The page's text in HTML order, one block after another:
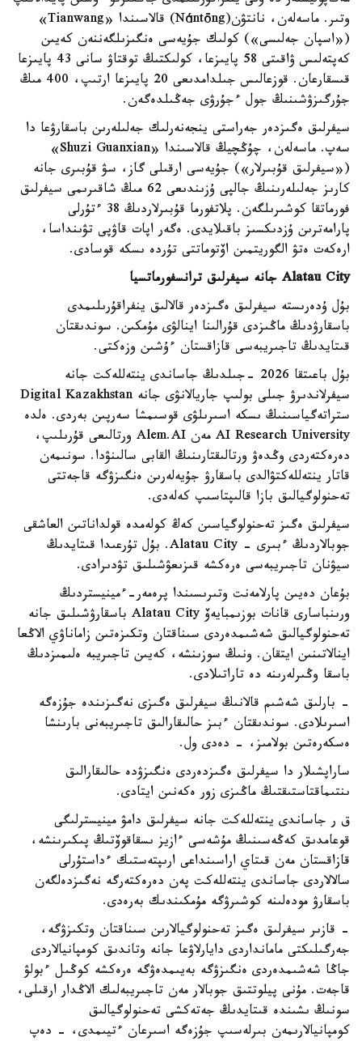
وتىر. ماسەلەن، نانتۋن(Nántōng) قالاسىندا «Tianwang»
(«اسپان جەلىسى») كولىك جۇيەسى ەنگىزىلگەننەن كەيىن
كەپتەلىس ۋاقىتى 58 پايىزعا، كولىكتىڭ توقتاۋ سانى 43 پايىزعا
قىسقارعان. قوزعالىس جىلدامدىعى 20 پايىزعا ارتىپ، 400 مىڭ
جۇرگىزۋشىنىڭ جول ءجۇرۋى جەڭىلدەگەن.
سيفرلىق ەگىزدەر جەراستى ينجەنەرلىك جەلىلەرىن باسقارۋعا دا
سەپ. ماسەلەن، چۇڭچيڭ قالاسىندا «Shuzi Guanxian»
(«سيفرلىق قۇبىرلار») جۇيەسى ارقىلى گاز، سۋ قۇبىرى جانە
كارىز جەلىلەرىنىڭ جالپى ۇزىندىعى 62 مىڭ شاقىرىمى سيفرلىق
فورماتقا كوشىرىلگەن. پلاتفورما قۇبىرلاردىڭ 38 ءتۇرلى
پارامەترىن ۇزدىكسىز باقىلايدى. ەگەر اپات قاۋپى تۋىنداسا،
ارەكەت ەتۋ الگوريتمىن اۆتوماتتى تۇردە ىسكە قوسادى.
Alatau City جانە سيفرلىق ترانسفورماتسيا
بۇل ۇدەرىستە سيفرلىق ەگىزدەر قالالىق ينفراقۇرىلىمدى
باسقارۋدىڭ ماڭىزدى قۇرالىنا اينالۋى مۇمكىن. سوندىقتان
قىتايدىڭ تاجىريبەسى قازاقستان ءۇشىن وزەكتى.
بۇل باعىتقا 2026 -جىلدىڭ جاساندى ينتەللەكت جانە
سيفرلاندىرۋ جىلى بولىپ جاريالانۋى جانە Digital Kazakhstan
ستراتەگياسىنىڭ ىسكە اسىرىلۋى قوسىمشا سەرپىن بەردى. ەلدە
AI Research University مەن Alem.AI ورتالىعى قۇرىلىپ،
دەرەكتەردى وڭدەۋ ورتالىقتارىنىڭ القابى سالىنۋدا. سونىمەن
قاتار ينتەللەكتۋالدى باسقارۋ جۇيەلەرىن ەنگىزۋگە قاجەتتى
تەحنولوگيالىق بازا قالىپتاسىپ كەلەدى.
سيفرلىق ەگىز تەحنولوگياسىن كەڭ كولەمدە قولداناتىن العاشقى
جوبالاردىڭ ءبىرى - Alatau City. بۇل تۇرعىدا قىتايدىڭ
سيۋنان تاجىريبەسى ەرەكشە قىزىعۋشىلىق تۋدىرادى.
بۇعان دەيىن پارلامەنت وتىرىسىندا پرەمەر-ءمينيستردىڭ
ورىنباسارى قانات بوزىمبايەۆ Alatau City باسقارۋشىلىق جانە
تەحنولوگيالىق شەشىمدەردى سىناقتان وتكىزەتىن زاماناۋي الاڭعا
اينالاتىنىن ايتقان. ونىڭ سوزىنشە، كەيىن تاجىريبە ەلىمىزدىڭ
باسقا وڭىرلەرىنە دە تاراتىلادى.
- بارلىق شەشىم قالانىڭ سيفرلىق ەگىزى نەگىزىندە جۇزەگە
اسىرىلادى. سوندىقتان ءبىز حالىقارالىق تاجىريبەنى بارىنشا
ەسكەرەتىن بولامىز، - دەدى ول.
ساراپشىلار دا سيفرلىق ەگىزدەردى ەنگىزۋدە حالىقارالىق
ىنتىماقتاستىقتىڭ ماڭىزى زور ەكەنىن ايتادى.
ق ر جاساندى ينتەللەكت جانە سيفرلىق دامۋ مينيسترلىگى
قوعامدىق كەڭەسىنىڭ مۇشەسى ءازيز ىسقاقوۆتىڭ پىكىرىنشە،
قازاقستان مەن قىتاي اراسىنداعى ارىپتەستىك ءداستۇرلى
سالالاردى جاساندى ينتەللەكت پەن دەرەكتەرگە نەگىزدەلگەن
باسقارۋ مودەلىنە كوشىرۋگە مۇمكىندىك بەرەدى.
- قازىر سيفرلىق ەگىز تەحنولوگيالارىن سىناقتان وتكىزۋگە،
جەرگىلىكتى مامانداردى دايارلاۋعا جانە وتاندىق كومپانيالاردى
جاڭا شەشىمدەردى ەنگىزۋگە بەيىمدەۋگە ەرەكشە كوڭىل ءبولۋ
قاجەت. مۇنى پيلوتتىق جوبالار مەن تاجىريبەلىك الاڭدار ارقىلى،
سونىڭ ىشىندە قىتايدىڭ جەتەكشى تەحنولوگيالىق
كومپانيالارىمەن بىرلەسىپ جۇزەگە اسىرعان ءتيىمدى، - دەپ